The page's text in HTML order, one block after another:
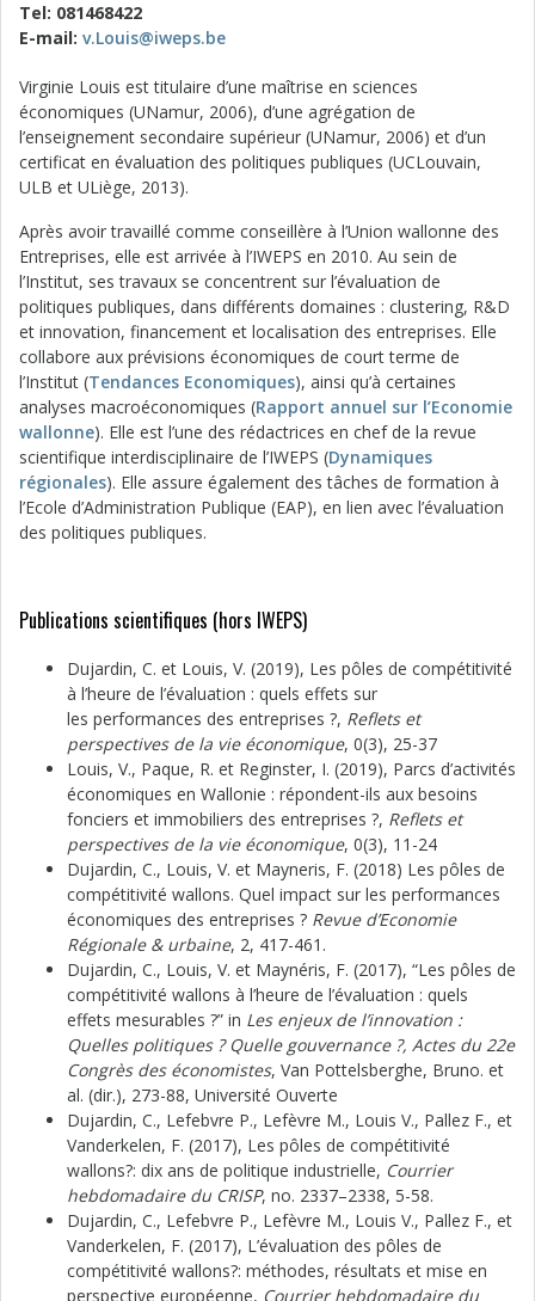
Tel: 081468422
E-mail: v.Louis@iweps.be
Virginie Louis est titulaire d’une maîtrise en sciences
économiques (UNamur, 2006), d’une agrégation de
l’enseignement secondaire supérieur (UNamur, 2006) et d’un
certificat en évaluation des politiques publiques (UCLouvain,
ULB et ULiège, 2013).
Après avoir travaillé comme conseillère à l’Union wallonne des
Entreprises, elle est arrivée à l’IWEPS en 2010. Au sein de
l’Institut, ses travaux se concentrent sur l’évaluation de
politiques publiques, dans différents domaines : clustering, R&D
et innovation, financement et localisation des entreprises. Elle
collabore aux prévisions économiques de court terme de
l’Institut (Tendances Economiques), ainsi qu’à certaines
analyses macroéconomiques (Rapport annuel sur l’Economie
wallonne). Elle est l’une des rédactrices en chef de la revue
scientifique interdisciplinaire de l’IWEPS (Dynamiques
régionales). Elle assure également des tâches de formation à
l’Ecole d’Administration Publique (EAP), en lien avec l’évaluation
des politiques publiques.
Publications scientifiques (hors IWEPS)
Dujardin, C. et Louis, V. (2019), Les pôles de compétitivité
à l’heure de l’évaluation : quels effets sur
les performances des entreprises ?, Reflets et
perspectives de la vie économique, 0(3), 25-37
Louis, V., Paque, R. et Reginster, I. (2019), Parcs d’activités
économiques en Wallonie : répondent-ils aux besoins
fonciers et immobiliers des entreprises ?, Reflets et
perspectives de la vie économique, 0(3), 11-24
Dujardin, C., Louis, V. et Mayneris, F. (2018) Les pôles de
compétitivité wallons. Quel impact sur les performances
économiques des entreprises ? Revue d’Economie
Régionale & urbaine, 2, 417-461.
Dujardin, C., Louis, V. et Maynéris, F. (2017), “Les pôles de
compétitivité wallons à l’heure de l’évaluation : quels
effets mesurables ?” in Les enjeux de l’innovation :
Quelles politiques ? Quelle gouvernance ?, Actes du 22e
Congrès des économistes, Van Pottelsberghe, Bruno. et
al. (dir.), 273-88, Université Ouverte
Dujardin, C., Lefebvre P., Lefèvre M., Louis V., Pallez F., et
Vanderkelen, F. (2017), Les pôles de compétitivité
wallons?: dix ans de politique industrielle, Courrier
hebdomadaire du CRISP, no. 2337–2338, 5-58.
Dujardin, C., Lefebvre P., Lefèvre M., Louis V., Pallez F., et
Vanderkelen, F. (2017), L’évaluation des pôles de
compétitivité wallons?: méthodes, résultats et mise en
perspective européenne, Courrier hebdomadaire du